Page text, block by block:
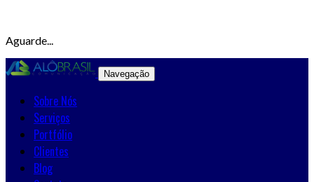
Aguarde...
Navegação
Sobre Nós
Serviços
Portfólio
Clientes
Blog